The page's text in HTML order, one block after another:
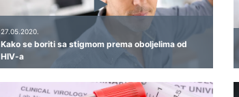
27.05.2020.
Kako se boriti sa stigmom prema oboljelima od
HIV-a